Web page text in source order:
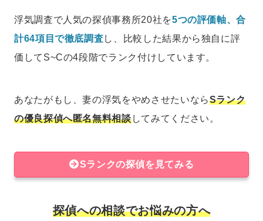
浮気調査で人気の探偵事務所20社を5つの評価軸、合
計64項目で徹底調査し、比較した結果から独自に評
価してS~Cの4段階でランク付けしています。
あなたがもし、妻の浮気をやめさせたいならSランク
の優良探偵へ匿名無料相談してみてください。
Sランクの探偵を見てみる
探偵への相談でお悩みの方へ